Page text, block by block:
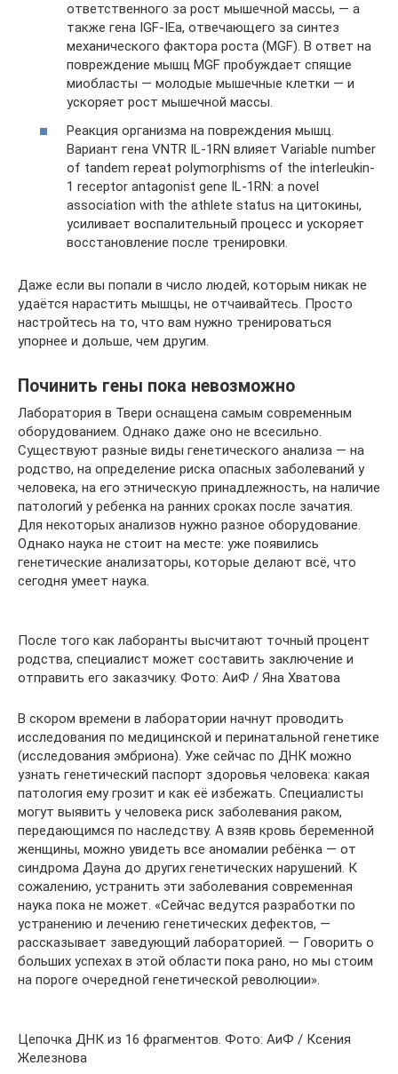
ответственного за рост мышечной массы, — а
также гена IGF-IEa, отвечающего за синтез
механического фактора роста (MGF). В ответ на
повреждение мышц MGF пробуждает спящие
миобласты — молодые мышечные клетки — и
ускоряет рост мышечной массы.
Реакция организма на повреждения мышц.
Вариант гена VNTR IL-1RN влияет Variable number
of tandem repeat polymorphisms of the interleukin-
1 receptor antagonist gene IL-1RN: a novel
association with the athlete status на цитокины,
усиливает воспалительный процесс и ускоряет
восстановление после тренировки.
Даже если вы попали в число людей, которым никак не
удаётся нарастить мышцы, не отчаивайтесь. Просто
настройтесь на то, что вам нужно тренироваться
упорнее и дольше, чем другим.
Починить гены пока невозможно
Лаборатория в Твери оснащена самым современным
оборудованием. Однако даже оно не всесильно.
Существуют разные виды генетического анализа — на
родство, на определение риска опасных заболеваний у
человека, на его этническую принадлежность, на наличие
патологий у ребенка на ранних сроках после зачатия.
Для некоторых анализов нужно разное оборудование.
Однако наука не стоит на месте: уже появились
генетические анализаторы, которые делают всё, что
сегодня умеет наука.
После того как лаборанты высчитают точный процент
родства, специалист может составить заключение и
отправить его заказчику. Фото: АиФ / Яна Хватова
В скором времени в лаборатории начнут проводить
исследования по медицинской и перинатальной генетике
(исследования эмбриона). Уже сейчас по ДНК можно
узнать генетический паспорт здоровья человека: какая
патология ему грозит и как её избежать. Специалисты
могут выявить у человека риск заболевания раком,
передающимся по наследству. А взяв кровь беременной
женщины, можно увидеть все аномалии ребёнка — от
синдрома Дауна до других генетических нарушений. К
сожалению, устранить эти заболевания современная
наука пока не может. «Сейчас ведутся разработки по
устранению и лечению генетических дефектов, —
рассказывает заведующий лабораторией. — Говорить о
больших успехах в этой области пока рано, но мы стоим
на пороге очередной генетической революции».
Цепочка ДНК из 16 фрагментов. Фото: АиФ / Ксения
Железнова